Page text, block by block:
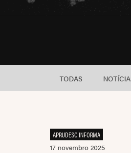
TODAS
APRUDESC INFORMA
17 novembro 2025